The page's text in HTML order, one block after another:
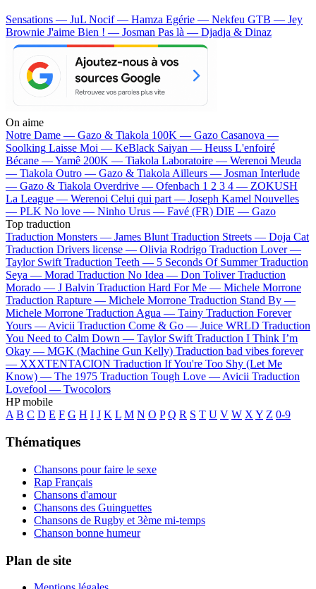
Sensations — JuL Nocif — Hamza Egérie — Nekfeu GTB — Jey
Brownie J'aime Bien ! — Josman Pas là — Djadja & Dinaz
On aime
Notre Dame — Gazo & Tiakola 100K — Gazo Casanova —
Soolking Laisse Moi — KeBlack Saiyan — Heuss L'enfoiré
Bécane —Yamê 200K — Tiakola Laboratoire — Werenoi Meuda
— Tiakola Outro — Gazo & TiakolaAilleurs — Josman Interlude
— Gazo & Tiakola Overdrive — Ofenbach 1 2 3 4 — ZOKUSH
La League — Werenoi Celui qui part — Joseph Kamel Nouvelles
— PLK No love — Ninho Urus — Favé (FR) DIE — Gazo
Top traduction
Traduction Monsters — James Blunt Traduction Streets — Doja Cat
Traduction Drivers license — Olivia Rodrigo Traduction Lover —
Taylor Swift Traduction Teeth — 5 Seconds Of Summer Traduction
Seya — Morad Traduction No Idea — Don Toliver Traduction
Morado — J Balvin Traduction Hard For Me — Michele Morrone
Traduction Rapture — Michele Morrone Traduction Stand By —
Michele Morrone Traduction Agua — Tainy Traduction Forever
Yours —Avicii Traduction Come & Go — Juice WRLD Traduction
You Need to Calm Down — Taylor Swift Traduction I Think I’m
Okay — MGK (Machine Gun Kelly) Traduction bad vibes forever
— XXXTENTACION Traduction If You're Too Shy (Let Me
Know) — The 1975 Traduction Tough Love —Avicii Traduction
Lovefool — Twocolors
HP mobile
A B C D E F G H I J K L M N O P Q R S T U V W XY Z 0-9
Thématiques
Chansons pour faire le sexe
Rap Français
Chansons d'amour
Chansons des Guinguettes
Chansons de Rugby et 3ème mi-temps
Chanson bonne humeur
Plan de site